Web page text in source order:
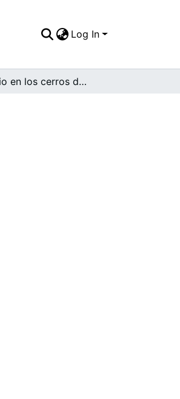
Log In
Incendio en los cerros de Cali, sin fecha